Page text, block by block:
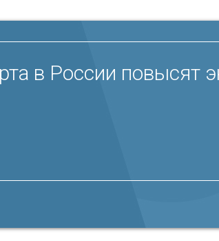
в России повысят